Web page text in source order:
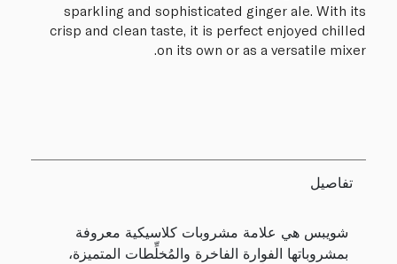
sparkling and sophisticated ginger ale. With its
crisp and clean taste, it is perfect enjoyed chilled
on its own or as a versatile mixer.
تفاصيل
شويبس هي علامة مشروبات كلاسيكية معروفة
بمشروباتها الفوارة الفاخرة والمُخلِّطات المتميزة،